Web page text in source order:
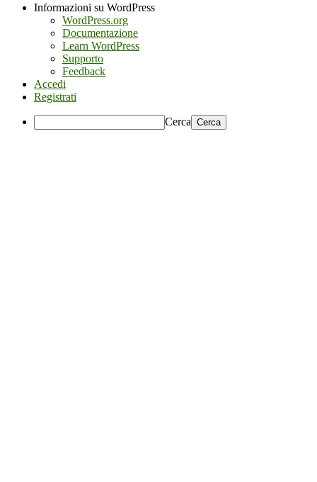
Informazioni su WordPress
WordPress.org
Documentazione
Learn WordPress
Supporto
Feedback
Accedi
Registrati
Cerca